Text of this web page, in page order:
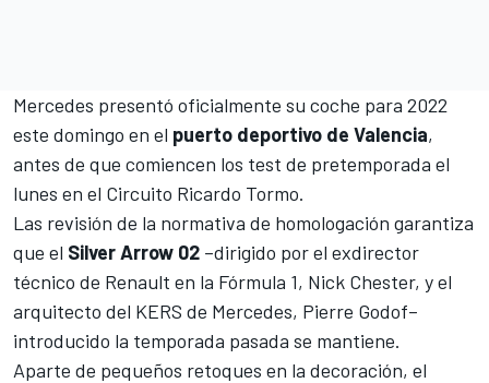
Mercedes presentó oficialmente su coche para 2022
este domingo en el puerto deportivo de Valencia,
antes de que comiencen los test de pretemporada el
lunes en el Circuito Ricardo Tormo.
Las revisión de la normativa de homologación garantiza
que el Silver Arrow 02 –dirigido por el exdirector
técnico de Renault en la Fórmula 1, Nick Chester, y el
arquitecto del KERS de Mercedes, Pierre Godof–
introducido la temporada pasada se mantiene.
Aparte de pequeños retoques en la decoración, el